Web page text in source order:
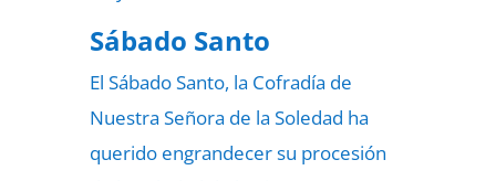
Sábado Santo
El Sábado Santo, la Cofradía de
Nuestra Señora de la Soledad ha
querido engrandecer su procesión